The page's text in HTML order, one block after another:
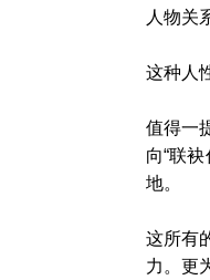
人物关
这种人
值得一
向“联
地。
这所有
力。更